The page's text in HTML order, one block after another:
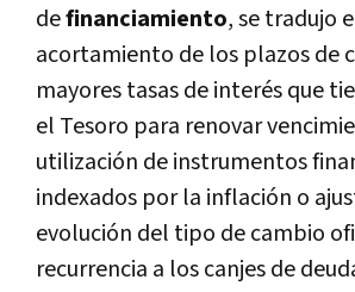
definanciamiento, se tradujo
acortamiento de los plazos de
mayores tasas de interés que
el Tesoro para renovar
utilización de instrumentos
indexados por la inflación o
evolución del tipo de cambio
recurrencia a los canjes de